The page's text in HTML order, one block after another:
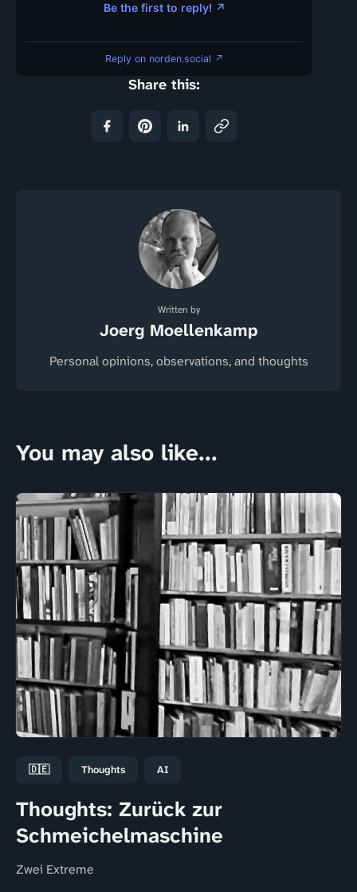
Be the first to reply! ↗
Reply on norden.social ↗
Share this:
Written by
Joerg Moellenkamp
Personal opinions, observations, and thoughts
You may also like...
🇩🇪 Thoughts AI
Thoughts: Zurück zur
Schmeichelmaschine
Zwei Extreme